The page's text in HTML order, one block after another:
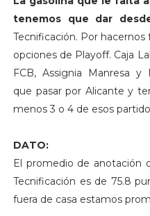
tenemos que dar
Tecnificación. Por
opciones de Playoff. Caja
FCB, Assignia Manresa y
que pasar por Alicante y
menos 3 o 4 de esos
DATO:
El promedio de anotación
Tecnificación es de 75.8
fuera de casa estamos